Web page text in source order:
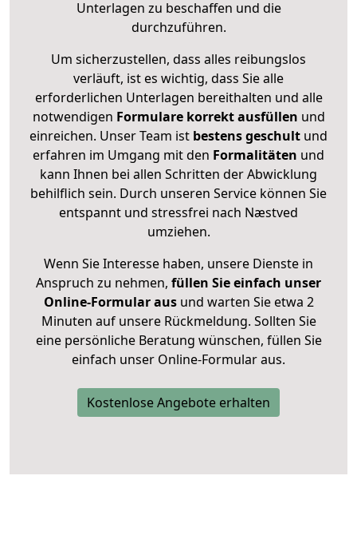
Unterlagen zu beschaffen und die
durchzuführen.
Um sicherzustellen, dass alles reibungslos
verläuft, ist es wichtig, dass Sie alle
erforderlichen Unterlagen bereithalten und alle
notwendigen Formulare korrekt ausfüllen und
einreichen. Unser Team ist bestens geschult und
erfahren im Umgang mit den Formalitäten und
kann Ihnen bei allen Schritten der Abwicklung
behilflich sein. Durch unseren Service können Sie
entspannt und stressfrei nach Næstved
umziehen.
Wenn Sie Interesse haben, unsere Dienste in
Anspruch zu nehmen, füllen Sie einfach unser
Online-Formular ausund warten Sie etwa 2
Minuten auf unsere Rückmeldung. Sollten Sie
eine persönliche Beratung wünschen, füllen Sie
einfach unser Online-Formular aus.
Kostenlose Angebote erhalten